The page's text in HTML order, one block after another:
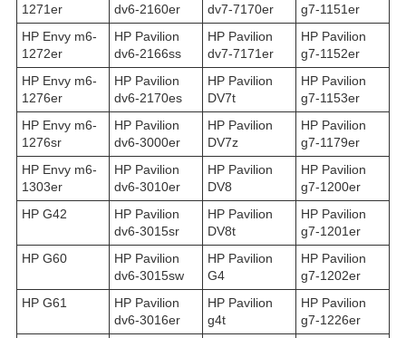
1271er
dv6-2160er
dv7-7170er
g7-1151er
HP Envy m6-
1272er
HP Pavilion
dv6-2166ss
HP Pavilion
dv7-7171er
HP Pavilion
g7-1152er
HP Envy m6-
1276er
HP Pavilion
dv6-2170es
HP Pavilion
DV7t
HP Pavilion
g7-1153er
HP Envy m6-
1276sr
HP Pavilion
dv6-3000er
HP Pavilion
DV7z
HP Pavilion
g7-1179er
HP Envy m6-
1303er
HP Pavilion
dv6-3010er
HP Pavilion
DV8
HP Pavilion
g7-1200er
HP G42
HP Pavilion
dv6-3015sr
HP Pavilion
DV8t
HP Pavilion
g7-1201er
HP G60
HP Pavilion
dv6-3015sw
HP Pavilion
G4
HP Pavilion
g7-1202er
HP G61
HP Pavilion
dv6-3016er
HP Pavilion
g4t
HP Pavilion
g7-1226er